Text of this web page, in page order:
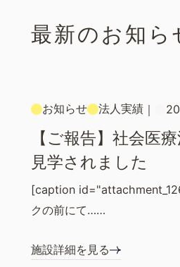
最新のお知ら
お知らせ 法人実績 ｜
【ご報告】社会医
見学されました
[caption
クの前にて……
施設詳細を見る